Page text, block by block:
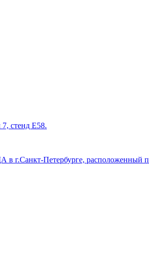
стенд Е58.
г.Санкт-Петербурге, расположенный